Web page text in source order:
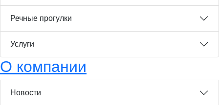
Речные прогулки
Услуги
О компании
Новости